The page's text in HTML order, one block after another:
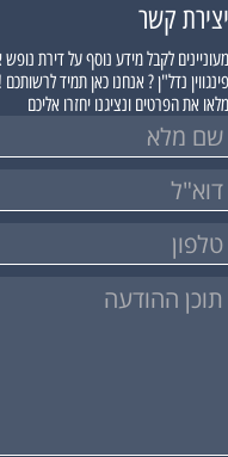
יצירת קשר
מעוניינים לקבל מידע נוסף על
פינגווין נדל"ן ?אנחנו כאן תמיד לרשותכם !
מלאו את הפרטים ונציגנו יחזרו אליכם